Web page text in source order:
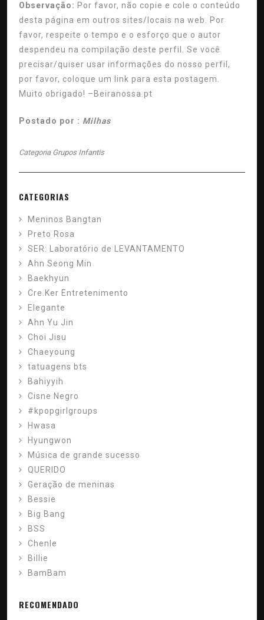
Observação: Por favor, não copie e cole o conteúdo
desta página em outros sites/locais na web. Por
favor, respeite o tempo e o esforço que o autor
despendeu na compilação deste perfil. Se você
precisar/quiser usar informações do nosso perfil,
por favor, coloque um link para esta postagem.
Muito obrigado! –Beiranossa.pt
Postado por : Milhas
Categoria Grupos Infantis
CATEGORIAS
Meninos Bangtan
Preto Rosa
SER: Laboratório de LEVANTAMENTO
Ahn Seong Min
Baekhyun
Cre.Ker Entretenimento
Elegante
Ahn Yu Jin
Choi Jisu
Chaeyoung
tatuagens bts
Bahiyyih
Cisne Negro
#kpopgirlgroups
Hwasa
Hyungwon
Música de grande sucesso
QUERIDO
Geração de meninas
Bessie
Big Bang
BSS
Chenle
Billie
BamBam
RECOMENDADO